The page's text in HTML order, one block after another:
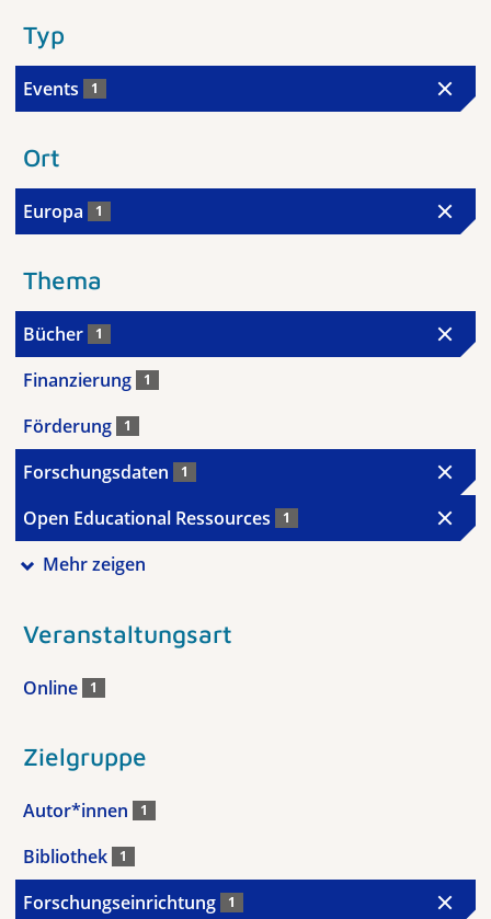
Typ
Events 1
Ort
Europa 1
Thema
Bücher 1
Finanzierung 1
Förderung 1
Forschungsdaten 1
Open Educational Ressources 1
Mehr zeigen
Veranstaltungsart
Online 1
Zielgruppe
Autor*innen 1
Bibliothek 1
Forschungseinrichtung 1